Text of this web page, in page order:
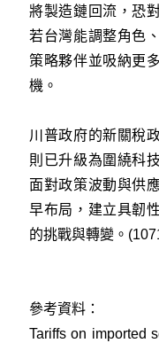
將製造鏈回流，恐
若台灣能調整角色
策略夥伴並吸納更
機。
川普政府的新關稅
則已升級為圍繞科
面對政策波動與供
早布局，建立具韌
的挑戰與轉變。
參考資料：
Tariffs on imported